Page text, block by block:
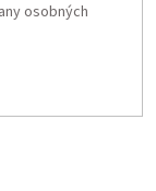
osobných